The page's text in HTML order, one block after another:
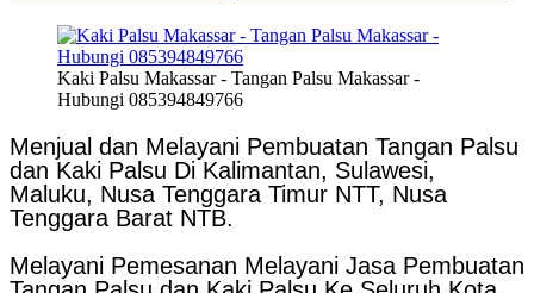
Kaki Palsu Makassar - Tangan Palsu Makassar -
Hubungi 085394849766
Menjual dan Melayani Pembuatan Tangan Palsu
dan Kaki Palsu Di Kalimantan, Sulawesi,
Maluku, Nusa Tenggara Timur NTT, Nusa
Tenggara Barat NTB.
Melayani Pemesanan Melayani Jasa Pembuatan